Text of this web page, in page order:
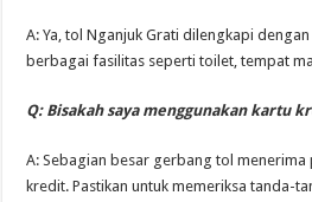
A: Ya, tol Nganjuk Grati dilengkapi
berbagai fasilitas seperti toilet, tempat
Q: Bisakah saya menggunakan kartu
A: Sebagian besar gerbang tol
kredit. Pastikan untuk memeriksa tanda-